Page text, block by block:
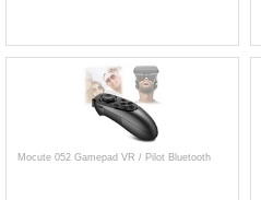
Mocute 052 Gamepad VR / Pilot Bluetooth